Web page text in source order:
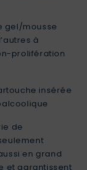
gel/mousse
à
prolifération
insérée
de
en grand
et garantissent